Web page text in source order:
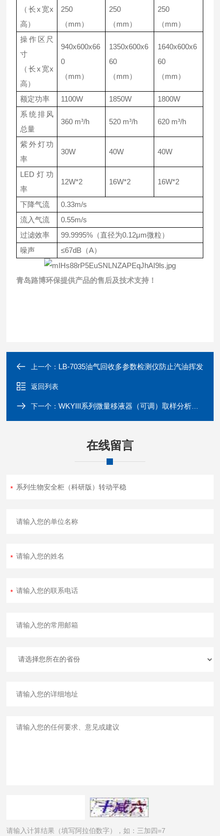
（长x宽x
高）
250
（mm）
250
（mm）
250
（mm）
操作区尺
寸
（长x宽x
高）
940x600x66
0
（mm）
1350x600x6
60
（mm）
1640x600x6
60
（mm）
额定功率 1100W 1850W
1800W
系统排风
总量
360 m³/h 520 m³/h 620 m³/h
紫外灯功
率
30W 40W 40W
LED灯功
率
12W*2 16W*2 16W*2
下降气流
0.33m/s
流入气流
0.55m/s
过滤效率
99.9995%（直径为0.12μm微粒）
噪声
≤67dB（A）
青岛路博环保提供产品的售后及技术支持！
上一个： LB-7035油气回收多参数检测仪防止汽油挥发
返回列表
下一个：WKYIII系列微量移液器（可调）取样分析设备
在线留言
请输入计算结果（填写阿拉伯数字），如：三加四=7